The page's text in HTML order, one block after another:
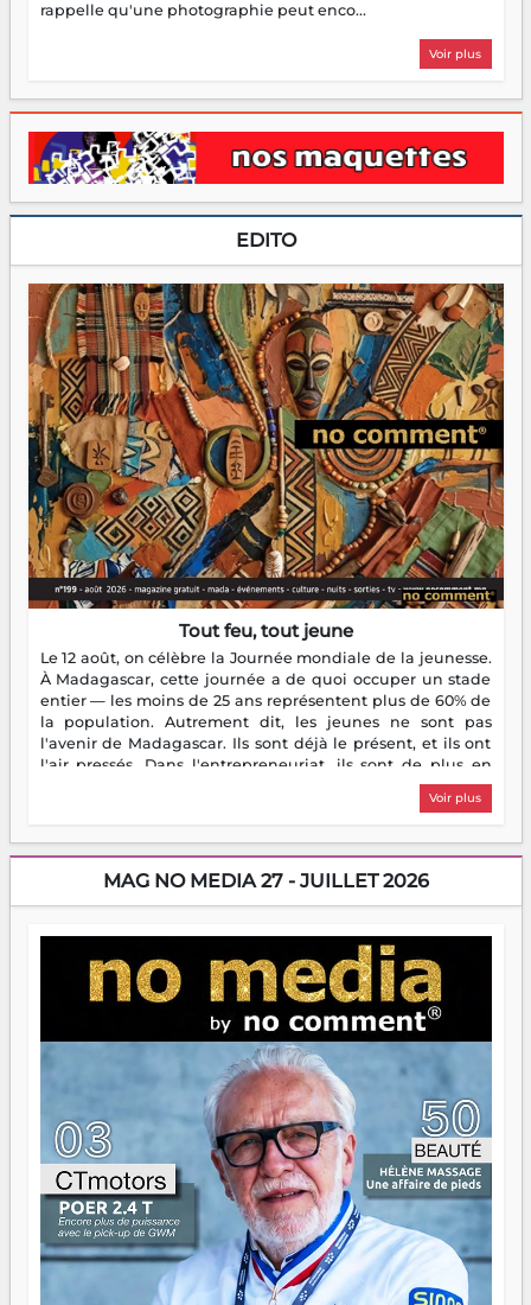
rappelle qu'une photographie peut enco...
Voir plus
EDITO
Tout feu, tout jeune
Le 12 août, on célèbre la Journée mondiale de la jeunesse.
À Madagascar, cette journée a de quoi occuper un stade
entier — les moins de 25 ans représentent plus de 60% de
la population. Autrement dit, les jeunes ne sont pas
l'avenir de Madagascar. Ils sont déjà le présent, et ils ont
l'air pressés. Dans l'entrepreneuriat, ils sont de plus en
plus nombreux à se lancer, à créer, à risquer — souvent
sans filet, souvent sans aide, mais toujours avec cette
dorment vraiment la nuit. En culture, les nouvelles sont
encore meilleures. Aina Rasamoelina vient de décrocher le
Prix RFI Instrumental Afrique. Miangaly Elia rafle le Prix
jeunes qui tiennent la torche. Alors oui, on pourrait
s'arrêter là, applaudir et rentrer chez soi satisfait. Mais ce
serait passer à côté d'une chose essentielle. La fougue, ça
brûle fort — et parfois, ça brûle vite. Une flamme sans
direction peut éclairer autant qu'elle peut consumer. C'est
là que les aînés entrent en scène — pas pour reprendre le
gouvernail, mais pour montrer où sont les récifs. Les jeunes
ont la force, les vieux ont l'expérience, comme on dit. Ce
n'est pas un combat de générations — c'est une question
d'équipage. Partagez vos réussites, mais aussi vos échecs.
Surtout vos échecs, d'ailleurs — ils enseignent mieux que
n'importe quel manuel. À Madagascar, la barque avance.
Il faut juste s'assurer que tout le monde rame dans le
même sens.
Voir plus
MAG NO MEDIA 27 - JUILLET 2026